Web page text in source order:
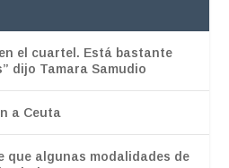
el cuartel. Está bastante
dijo Tamara Samudio
a Ceuta
que algunas modalidades de